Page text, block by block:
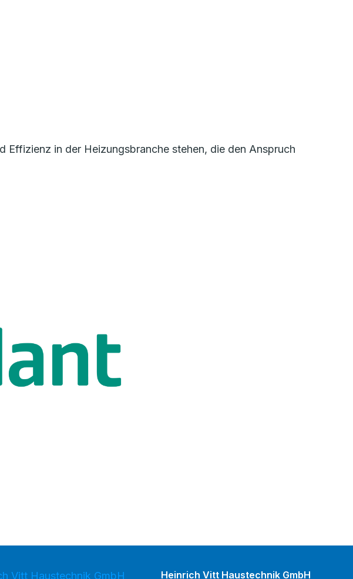
Effizienz in der Heizungsbranche stehen, die den Anspruch
Vitt Haustechnik GmbH
Heinrich Vitt Haustechnik GmbH